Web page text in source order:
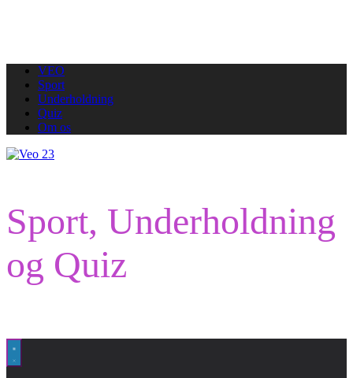
VEO
Sport
Underholdning
Quiz
Om os
Sport, Underholdning
og Quiz